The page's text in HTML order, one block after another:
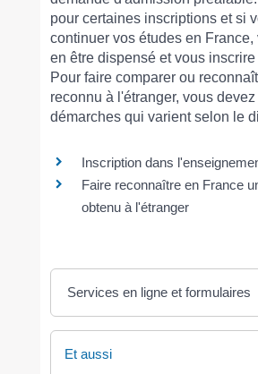
pour certaines inscriptions et si
continuer vos études en France,
en être dispensé et vous
Pour faire comparer ou
reconnu à l'étranger, vous
démarches qui varient selon le
Inscription dans
Faire reconnaître en France
obtenu à l'étranger
Services en ligne et formulaires
Et aussi